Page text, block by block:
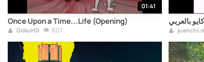
01:41
Once Upon a Time...Life (Opening)
GokuHD 607
بالعربي